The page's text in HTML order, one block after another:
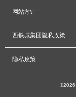
网站方针
西铁城集团隐私政策
隐私政策
©2026